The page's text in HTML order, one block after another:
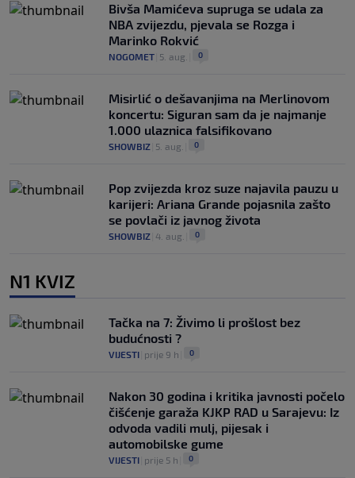
Bivša Mamićeva supruga se udala za
NBA zvijezdu, pjevala se Rozga i
Marinko Rokvić
NOGOMET 5. aug. 0
Misirlić o dešavanjima na Merlinovom
koncertu: Siguran sam da je najmanje
1.000 ulaznica falsifikovano
SHOWBIZ 5. aug. 0
Pop zvijezda kroz suze najavila pauzu u
karijeri: Ariana Grande pojasnila zašto
se povlači iz javnog života
SHOWBIZ 4. aug. 0
N1 KVIZ
Tačka na 7: Živimo li prošlost bez
budućnosti ?
VIJESTI prije 9 h 0
Nakon 30 godina i kritika javnosti počelo
čišćenje garaža KJKP RAD u Sarajevu: Iz
odvoda vadili mulj, pijesak i
automobilske gume
VIJESTI prije 5 h 0